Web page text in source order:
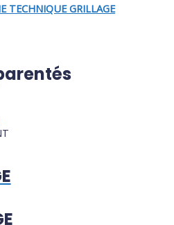
TECHNIQUE GRILLAGE